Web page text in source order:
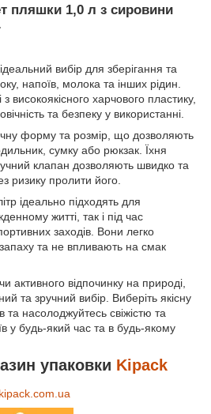
пляшки 1,0 л з сировини
вибір для зберігання та
напоїв, молока та інших рідин.
високоякісного харчового пластику,
та безпеку у використанні.
форму та розмір, що дозволяють
сумку або рюкзак. Їхня
клапан дозволяють швидко та
ризику пролити його.
ідеально підходять для
житті, так і під час
заходів. Вони легко
та не впливають на смак
активного відпочинку на природі,
та зручний вибір. Виберіть якісну
та насолоджуйтесь свіжістю та
у будь-який час та в будь-якому
упаковки Kipack
kipack.com.ua